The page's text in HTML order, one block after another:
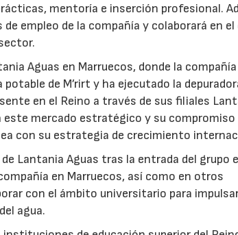
mentoría e inserción profesional.
empleo de la compañía y colaborará en el
Aguas en Marruecos, donde la compañía
de M’rirt y ha ejecutado la
en el Reino a través de sus filiales
mercado estratégico y su compromiso
con su estrategia de crecimiento
Lantania Aguas tras la entrada del grupo
en Marruecos, así como en otros
con el ámbito universitario para
agua.